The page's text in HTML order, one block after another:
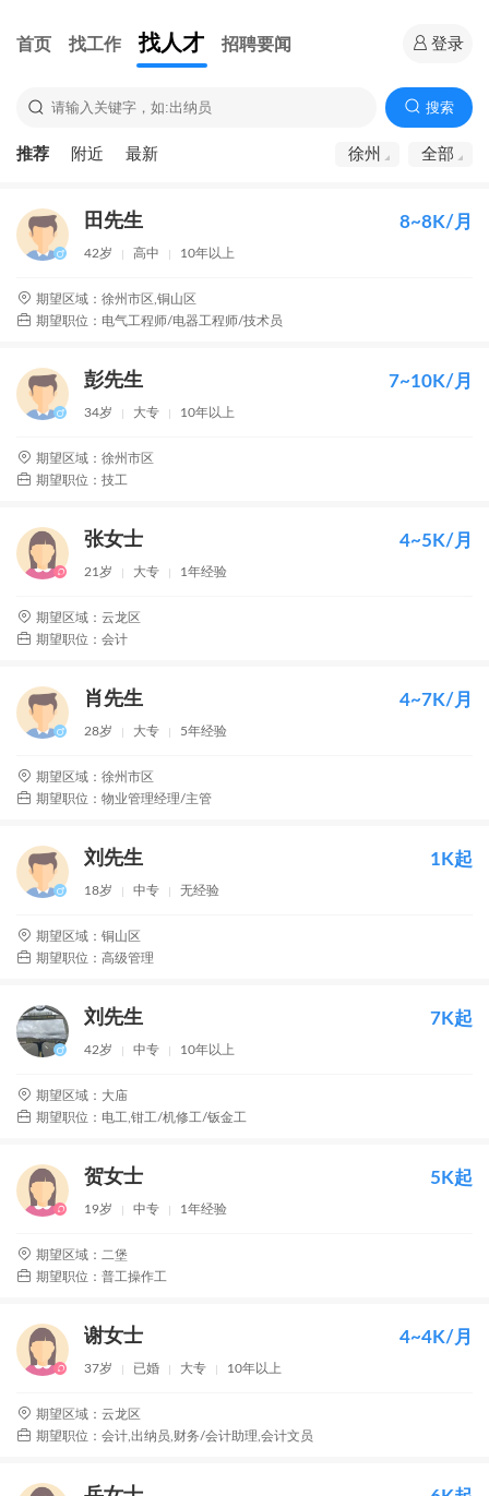
首页 找工作 找人才 招聘要闻 登录
搜索
推荐 附近 最新 徐州 全部
田先生 8~8K/月
42岁 高中 10年以上
期望区域：徐州市区,铜山区
期望职位：电气工程师/电器工程师/技术员
彭先生 7~10K/月
34岁 大专 10年以上
期望区域：徐州市区
期望职位：技工
张女士 4~5K/月
21岁 大专 1年经验
期望区域：云龙区
期望职位：会计
肖先生 4~7K/月
28岁 大专 5年经验
期望区域：徐州市区
期望职位：物业管理经理/主管
刘先生 1K起
18岁 中专 无经验
期望区域：铜山区
期望职位：高级管理
刘先生 7K起
42岁 中专 10年以上
期望区域：大庙
期望职位：电工,钳工/机修工/钣金工
贺女士 5K起
19岁 中专 1年经验
期望区域：二堡
期望职位：普工操作工
谢女士 4~4K/月
37岁 已婚 大专 10年以上
期望区域：云龙区
期望职位：会计,出纳员,财务/会计助理,会计文员